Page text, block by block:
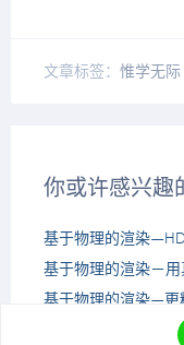
文章标签： 惟学无际
你或许感兴趣
基于物理的渲染
基于物理的渲染－
基于物理的渲染—更
微表面模型－PBR